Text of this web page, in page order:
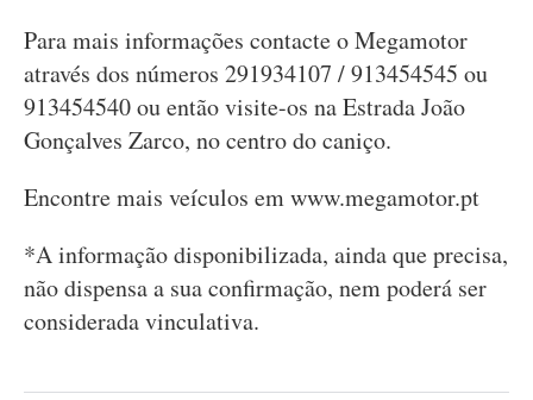
Para mais informações contacte o Megamotor
através dos números 291934107 / 913454545 ou
913454540 ou então visite-os na Estrada João
Gonçalves Zarco, no centro do caniço.
Encontre mais veículos em www.megamotor.pt
*A informação disponibilizada, ainda que precisa,
não dispensa a sua confirmação, nem poderá ser
considerada vinculativa.